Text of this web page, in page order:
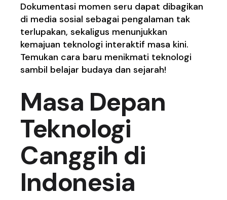
Dokumentasi momen seru dapat dibagikan
di media sosial sebagai pengalaman tak
terlupakan, sekaligus menunjukkan
kemajuan teknologi interaktif masa kini.
Temukan cara baru menikmati teknologi
sambil belajar budaya dan sejarah!
Masa Depan
Teknologi
Canggih di
Indonesia